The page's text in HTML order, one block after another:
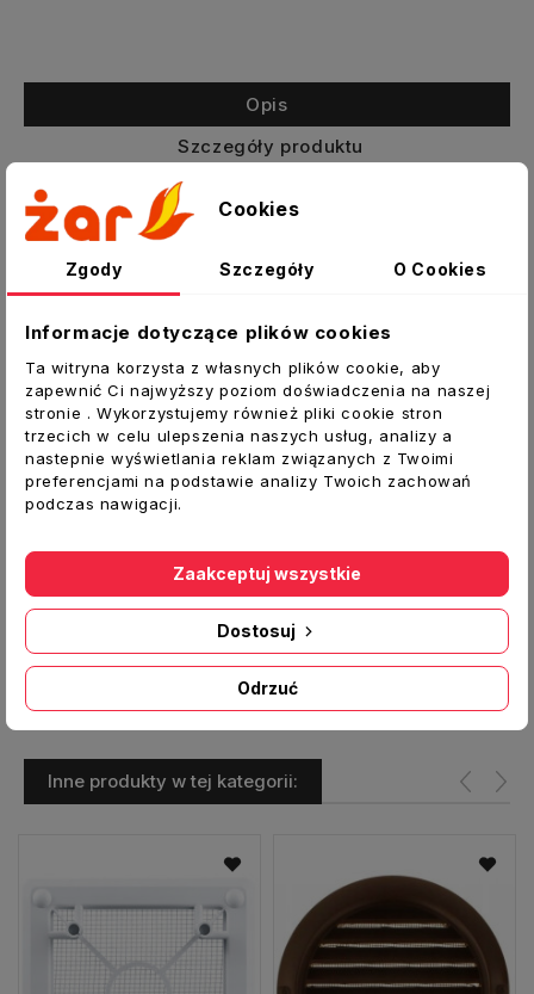
Opis
Szczegóły produktu
Klasyczna kratka przystosowana do montażu
oczy design. Prosta konstrukcja.
Wyposażonaw siatkęzabezpieczającą przed
owadami
Dane techniczne:
Typ:Kratka okrągła sufitowa
Materiał:Tworzywo sztuczne ABS
Średnica zewnętrzna [mm]:164
Średnica kołnierza/ otworu [mm]:124/ 125
DOSPEL
Inne produkty w tej kategorii:
Cookies
Zgody Szczegóły O Cookies
Informacje dotyczące plików cookies
Ta witryna korzysta z własnych plików cookie, aby
zapewnić Ci najwyższy poziom doświadczenia na naszej
stronie . Wykorzystujemy również pliki cookie stron
trzecich w celu ulepszenia naszych usług, analizy a
nastepnie wyświetlania reklam związanych z Twoimi
preferencjami na podstawie analizy Twoich zachowań
podczas nawigacji.
Odrzuć
Dostosuj
Zaakceptuj wszystkie